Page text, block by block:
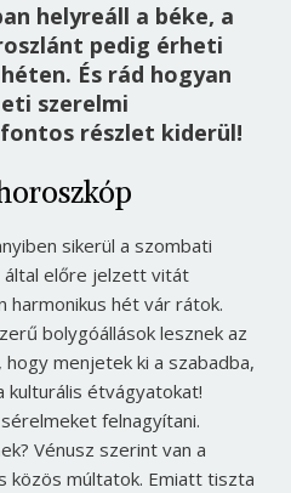
helyreáll a béke, a
pedig érheti
És rád hogyan
szerelmi
részlet kiderül!
sikerül a szombati
által előre jelzett vitát
hét vár rátok.
bolygóállások lesznek az
menjetek ki a szabadba,
kulturális étvágyatokat!
felnagyítani.
Vénusz szerint van a
közös múltatok. Emiatt tiszta